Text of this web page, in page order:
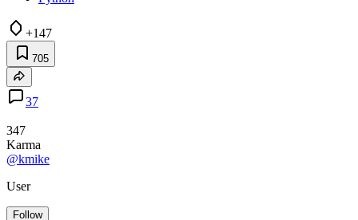
+147
705
37
347
Karma
@kmike
User
Follow